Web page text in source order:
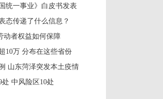
统一事业》白皮书发表
态传递了什么信息？
动者权益如何保障
10万 分布在这些省份
山东菏泽突发本土疫情
中风险区10处